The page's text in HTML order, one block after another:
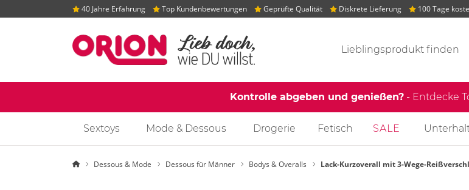
40 Jahre Erfahrung Top Kundenbewertungen Geprüfte Qualität Diskrete Lieferung 100 Tage
Suchvorschläge
Kontrolle abgeben und genießen? - Entdecke
Sextoys Mode & Dessous Drogerie Fetisch SALE
StartseiteDessous & Mode Dessous für Männer Bodys & Overalls Lack-Kurzoverall mit 3-Wege-